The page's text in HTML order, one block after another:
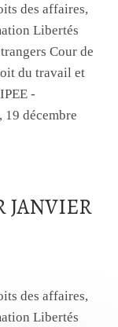
des affaires,
Libertés
Cour de
du travail et
-
19 décembre
JANVIER
des affaires,
Libertés